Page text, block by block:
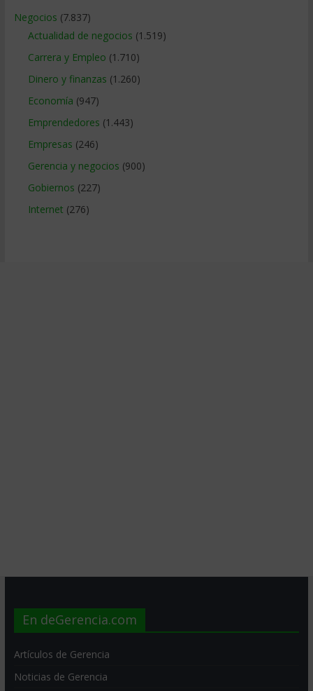
Negocios (7.837)
Actualidad de negocios (1.519)
Carrera y Empleo (1.710)
Dinero y finanzas (1.260)
Economía (947)
Emprendedores (1.443)
Empresas (246)
Gerencia y negocios (900)
Gobiernos (227)
Internet (276)
En deGerencia.com
Artículos de Gerencia
Noticias de Gerencia